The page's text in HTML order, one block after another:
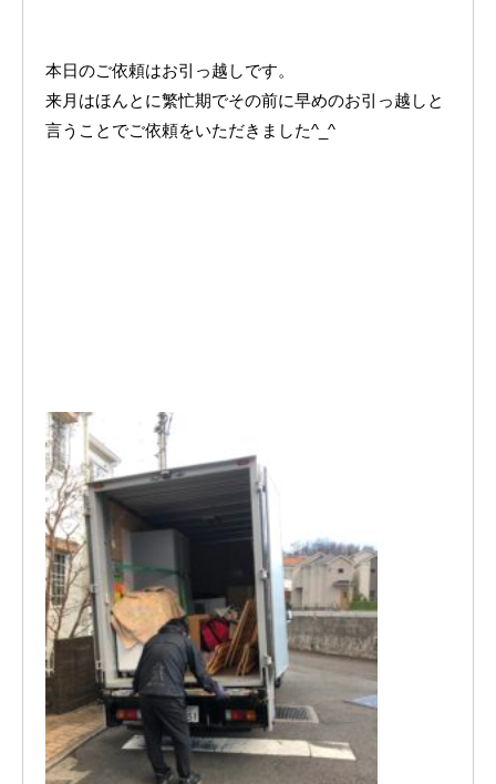
本日のご依頼はお引っ越しです。
来月はほんとに繁忙期でその前に早めのお引っ越しと
言うことでご依頼をいただきました^_^